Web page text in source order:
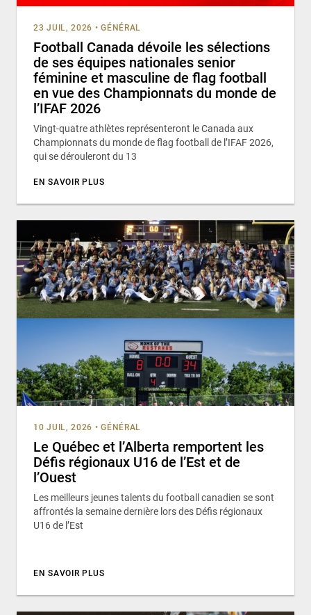
23 JUIL, 2026 • GÉNÉRAL
Football Canada dévoile les sélections
de ses équipes nationales senior
féminine et masculine de flag football
en vue des Championnats du monde de
l’IFAF 2026
Vingt-quatre athlètes représenteront le Canada aux
Championnats du monde de flag football de l’IFAF 2026,
qui se dérouleront du 13
EN SAVOIR PLUS
10 JUIL, 2026 • GÉNÉRAL
Le Québec et l’Alberta remportent les
Défis régionaux U16 de l’Est et de
l’Ouest
Les meilleurs jeunes talents du football canadien se sont
affrontés la semaine dernière lors des Défis régionaux
U16 de l’Est
EN SAVOIR PLUS